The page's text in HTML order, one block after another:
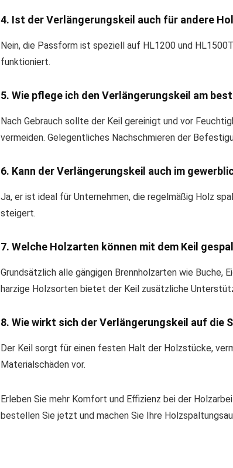
4. Ist der Verlängerungskeil auch für andere
Nein, die Passform ist speziell auf HL1200 und
funktioniert.
5. Wie pflege ich den Verlängerungskeil am
Nach Gebrauch sollte der Keil gereinigt und vor
vermeiden. Gelegentliches Nachschmieren der
6. Kann der Verlängerungskeil auch im
Ja, er ist ideal für Unternehmen, die regelmäßig Holz
steigert.
7. Welche Holzarten können mit dem Keil
Grundsätzlich alle gängigen Brennholzarten wie Buche,
harzige Holzsorten bietet der Keil zusätzliche
8. Wie wirkt sich der Verlängerungskeil auf die
Der Keil sorgt für einen festen Halt der Holzstücke,
Materialschäden vor.
Erleben Sie mehr Komfort und Effizienz bei der
bestellen Sie jetzt und machen Sie Ihre